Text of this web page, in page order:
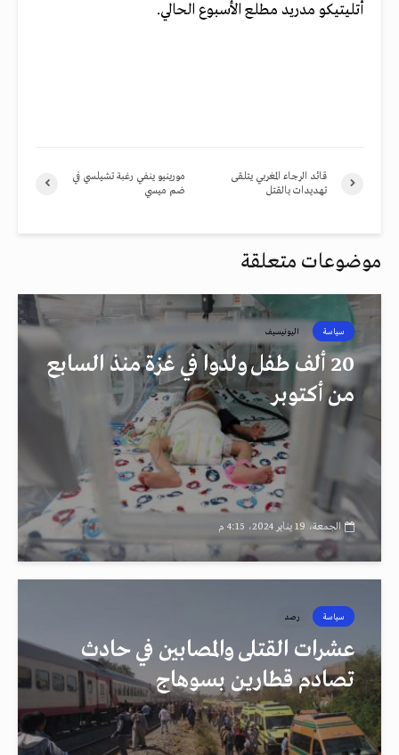
أتليتيكو مدريد مطلع الأسبوع الحالي.
مورينيو ينفي رغبة تشيلسي في
ضم ميسي
قائد الرجاء المغربي يتلقى
تهديدات بالقتل
موضوعات متعلقة
سياسة اليونيسيف
20 ألف طفل ولدوا في غزة منذ السابع
من أكتوبر
الجمعة، 19 يناير 2024، 4:15 م
سياسة رصد
عشرات القتلى والمصابين في حادث
تصادم قطارين بسوهاج